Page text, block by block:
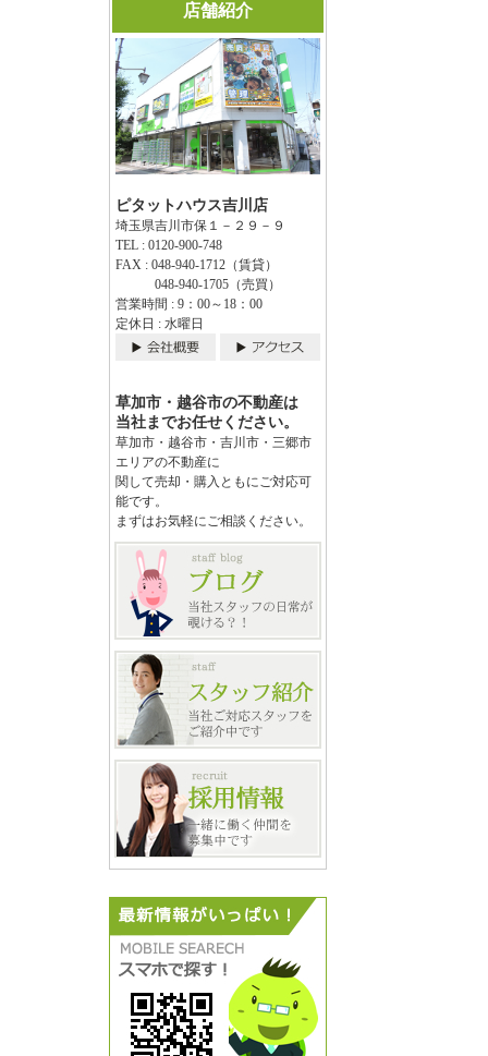
店舗紹介
ピタットハウス吉川店
埼玉県吉川市保１－２９－９
TEL : 0120-900-748
FAX : 048-940-1712（賃貸）
048-940-1705（売買）
営業時間 : 9：00～18：00
定休日 : 水曜日
草加市・越谷市の不動産は
当社までお任せください。
草加市・越谷市・吉川市・三郷市
エリアの不動産に
関して売却・購入ともにご対応可
能です。
まずはお気軽にご相談ください。